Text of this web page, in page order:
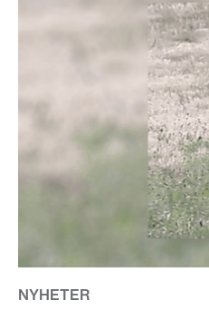
NYHETER